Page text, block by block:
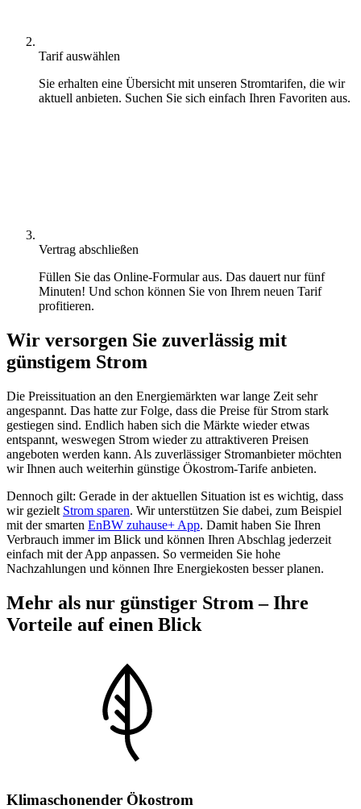
Tarif auswählen
Sie erhalten eine Übersicht mit unseren Stromtarifen, die wir
aktuell anbieten. Suchen Sie sich einfach Ihren Favoriten aus.
Vertrag abschließen
Füllen Sie das Online-Formular aus. Das dauert nur fünf
Minuten! Und schon können Sie von Ihrem neuen Tarif
profitieren.
Wir versorgen Sie zuverlässig mit
günstigem Strom
Die Preissituation an den Energiemärkten war lange Zeit sehr
angespannt. Das hatte zur Folge, dass die Preise für Strom stark
gestiegen sind. Endlich haben sich die Märkte wieder etwas
entspannt, weswegen Strom wieder zu attraktiveren Preisen
angeboten werden kann. Als zuverlässiger Stromanbieter möchten
wir Ihnen auch weiterhin günstige Ökostrom-Tarife anbieten.
Dennoch gilt: Gerade in der aktuellen Situation ist es wichtig, dass
wir gezielt Strom sparen. Wir unterstützen Sie dabei, zum Beispiel
mit der smarten EnBW zuhause+ App. Damit haben Sie Ihren
Verbrauch immer im Blick und können Ihren Abschlag jederzeit
einfach mit der App anpassen. So vermeiden Sie hohe
Nachzahlungen und können Ihre Energiekosten besser planen.
Mehr als nur günstiger Strom – Ihre
Vorteile auf einen Blick
Klimaschonender Ökostrom